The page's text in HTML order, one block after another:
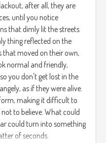
after all, they are
until you notice
that dimly lit the streets
thing reflected on the
that moved on their own,
normal and friendly,
you don't get lost in the
as if they were alive.
making it difficult to
to believe. What could
could turn into something
of seconds.